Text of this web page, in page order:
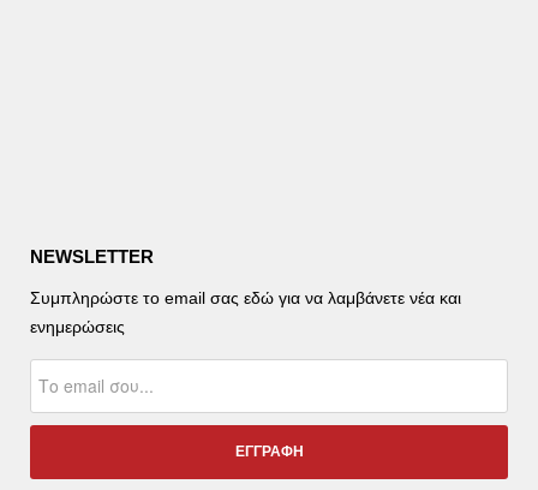
NEWSLETTER
Συμπληρώστε το email σας εδώ για να λαμβάνετε νέα και
ενημερώσεις